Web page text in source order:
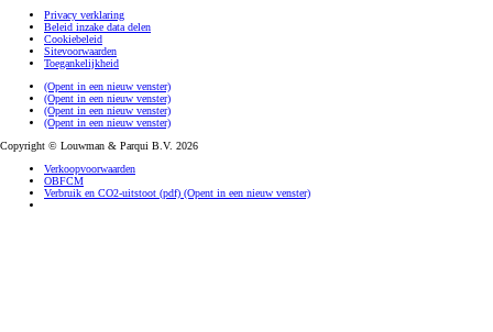
Privacy verklaring
Beleid inzake data delen
Cookiebeleid
Sitevoorwaarden
Toegankelijkheid
(Opent in een nieuw venster)
(Opent in een nieuw venster)
(Opent in een nieuw venster)
(Opent in een nieuw venster)
Copyright © Louwman & Parqui B.V. 2026
Verkoopvoorwaarden
OBFCM
Verbruik en CO2-uitstoot (pdf) (Opent in een nieuw venster)